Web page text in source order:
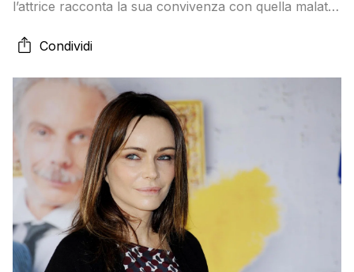
l’attrice racconta la sua convivenza con quella malattia
Condividi